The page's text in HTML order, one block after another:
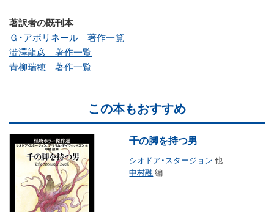
著訳者の既刊本
Ｇ・アポリネール 著作一覧
澁澤龍彦 著作一覧
青柳瑞穂 著作一覧
この本もおすすめ
千の脚を持つ男
シオドア・スタージョン 他
中村融編